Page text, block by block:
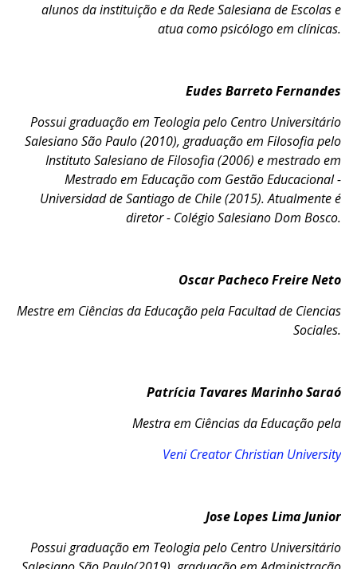
alunos da instituição e da Rede Salesiana de Escolas e
atua como psicólogo em clínicas.
Eudes Barreto Fernandes
Possui graduação em Teologia pelo Centro Universitário
Salesiano São Paulo (2010), graduação em Filosofia pelo
Instituto Salesiano de Filosofia (2006) e mestrado em
Mestrado em Educação com Gestão Educacional -
Universidad de Santiago de Chile (2015). Atualmente é
diretor - Colégio Salesiano Dom Bosco.
Oscar Pacheco Freire Neto
Mestre em Ciências da Educação pela Facultad de Ciencias
Sociales.
Patrícia Tavares Marinho Saraó
Mestra em Ciências da Educação pela
Veni Creator Christian University
Jose Lopes Lima Junior
Possui graduação em Teologia pelo Centro Universitário